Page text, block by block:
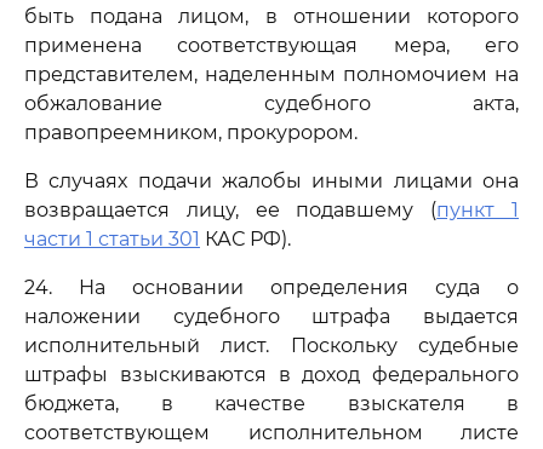
быть подана лицом, в отношении которого
применена соответствующая мера, его
представителем, наделенным полномочием на
обжалование судебного акта,
правопреемником, прокурором.
В случаях подачи жалобы иными лицами она
возвращается лицу, ее подавшему (пункт 1
части 1 статьи 301 КАС РФ).
24. На основании определения суда о
наложении судебного штрафа выдается
исполнительный лист. Поскольку судебные
штрафы взыскиваются в доход федерального
бюджета, в качестве взыскателя в
соответствующем исполнительном листе